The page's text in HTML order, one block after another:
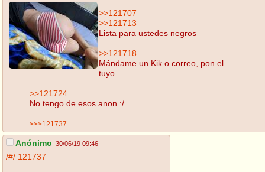
>>121707
>>121713
Lista para ustedes negros
>>121718
Mándame un Kik o correo, pon el
tuyo
>>121724
No tengo de esos anon :/
>>>121737
Anónimo 30/06/19 09:46
/#/ 121737